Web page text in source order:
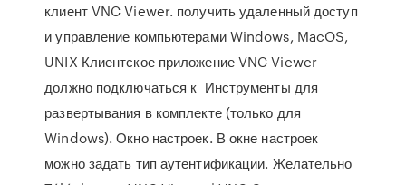
клиент VNC Viewer. получить удаленный доступ
и управление компьютерами Windows, MacOS,
UNIX Клиентское приложение VNC Viewer
должно подключаться к Инструменты для
развертывания в комплекте (только для
Windows). Окно настроек. В окне настроек
можно задать тип аутентификации. Желательно